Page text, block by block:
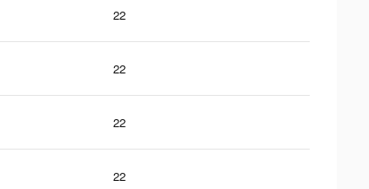
22
22
22
22